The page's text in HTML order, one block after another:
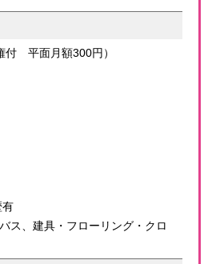
付 平面月額300円）
有
ス、建具・フローリング・クロ